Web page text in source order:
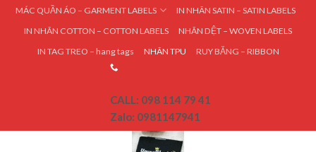
SkipMÁC QUẦN ÁO – GARMENT LABELS
IN NHÃN SATIN – SATIN LABELS
IN NHÃN COTTON – COTTON LABELS
NHÃN DỆT – WOVEN LABELS
IN TAG TREO – hang tags
NHÃN TPU RUY BĂNG – RIBBON
CALL: 098 114 79 41
Zalo: 0981147941